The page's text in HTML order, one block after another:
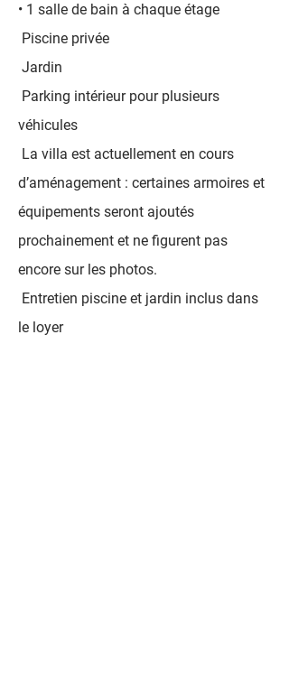
• 1 salle de bain à chaque étage
Piscine privée
Jardin
Parking intérieur pour plusieurs
véhicules
La villa est actuellement en cours
d’aménagement : certaines armoires et
équipements seront ajoutés
prochainement et ne figurent pas
encore sur les photos.
Entretien piscine et jardin inclus dans
le loyer